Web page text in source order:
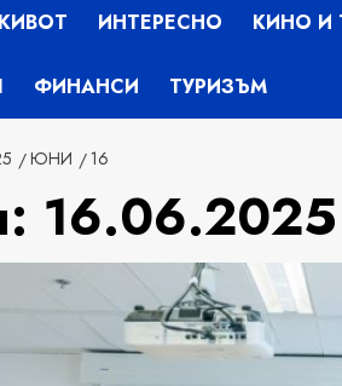
ИНТЕРЕСНО КИНО И
ФИНАНСИ ТУРИЗЪМ
ЮНИ 16
16.06.2025